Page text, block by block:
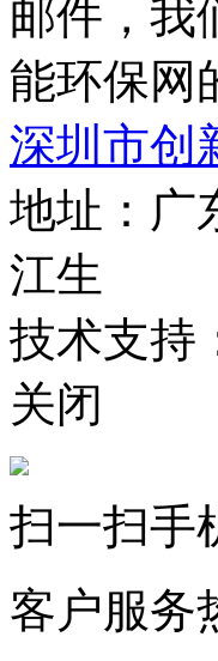
邮件，我
能环保网
深圳市创
地址：广
江生
技术支持
关闭
扫一扫手
客户服务